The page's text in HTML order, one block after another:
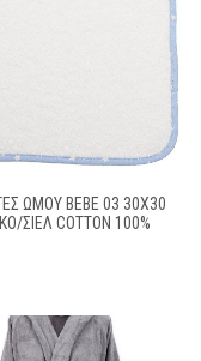
ΩΜΟΥ BEBE 03 30Χ30
ΣΙΕΛ COTTON 100%